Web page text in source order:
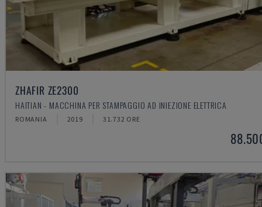
ZHAFIR ZE2300
HAITIAN - MACCHINA PER STAMPAGGIO AD INIEZIONE ELETTRICA
ROMANIA 2019 31.732 ORE